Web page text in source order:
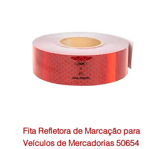
Fita Refletora de Marcação para
Veículos de Mercadorias 50654